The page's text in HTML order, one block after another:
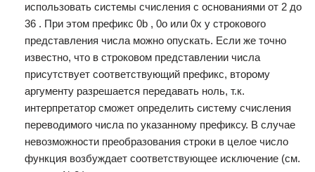
использовать системы счисления с основаниями от 2 до
36 . При этом префикс 0b , 0o или 0x у строкового
представления числа можно опускать. Если же точно
известно, что в строковом представлении числа
присутствует соответствующий префикс, второму
аргументу разрешается передавать ноль, т.к.
интерпретатор сможет определить систему счисления
переводимого числа по указанному префиксу. В случае
невозможности преобразования строки в целое число
функция возбуждает соответствующее исключение (см.